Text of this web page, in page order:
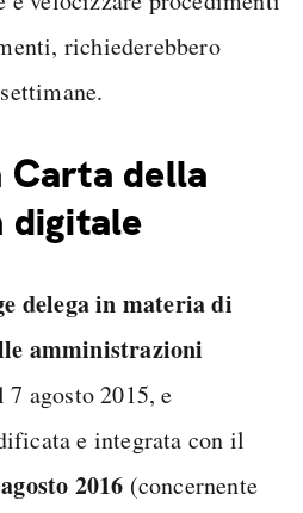
richiederebbero
Carta della
digitale
delega in materia di
amministrazioni
7 agosto 2015, e
e integrata con il
2016 (concernente